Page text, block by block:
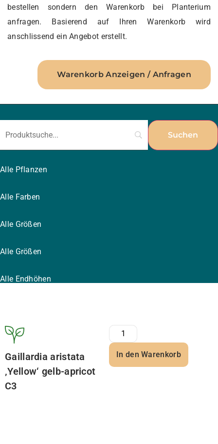
bestellen sondern den Warenkorb bei Planterium
anfragen. Basierend auf Ihren Warenkorb wird
anschlissend ein Angebot erstellt.
Warenkorb Anzeigen / Anfragen
Alle Pflanzen
Alle Farben
Alle Größen
Alle Größen
Alle Endhöhen
Gaillardia aristata
‚Yellow‘ gelb-apricot
C3
In den Warenkorb